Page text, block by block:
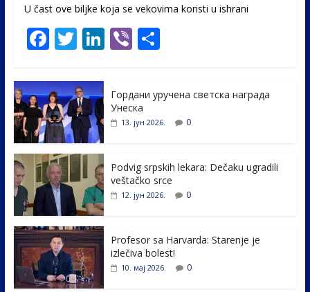
U čast ovе biljke koja se vekovima koristi u ishrani
F
e
b
o
o
k
T
itt
er
Li
e
dI
Vi S
e
Гордани уручена светска награда
Унеска
13. јун 2026. 0
Podvig srpskih lekara: Dečaku ugradili
veštačko srce
12. јун 2026. 0
Profesor sa Harvarda: Starenje je
izlečiva bolest!
10. мај 2026. 0